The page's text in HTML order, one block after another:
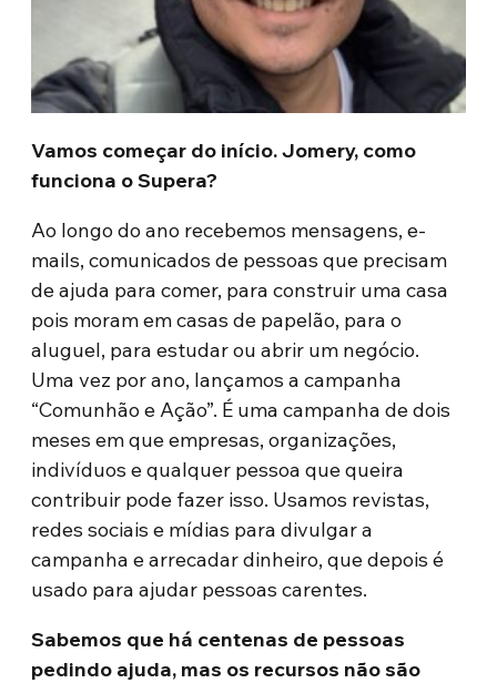
Vamos começar do início. Jomery, como
funciona o Supera?
Ao longo do ano recebemos mensagens, e-
mails, comunicados de pessoas que precisam
de ajuda para comer, para construir uma casa
pois moram em casas de papelão, para o
aluguel, para estudar ou abrir um negócio.
Uma vez por ano, lançamos a campanha
“Comunhão e Ação”. É uma campanha de dois
meses em que empresas, organizações,
indivíduos e qualquer pessoa que queira
contribuir pode fazer isso. Usamos revistas,
redes sociais e mídias para divulgar a
campanha e arrecadar dinheiro, que depois é
usado para ajudar pessoas carentes.
Sabemos que há centenas de pessoas
pedindo ajuda, mas os recursos não são